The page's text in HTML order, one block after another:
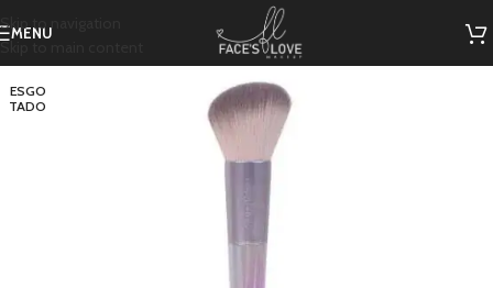
Skip to navigation
Skip to main content
MENU
ESGO
TADO